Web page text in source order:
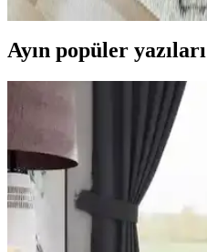
Ayın popüler yazıları